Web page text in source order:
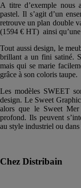
A titre d’exemple nous
pastel. Il s’agit d’un
retrouve un plan double
(1594 € HT) ainsi
Tout aussi design, le
brillant a un fini satiné.
mais qui se marie
grâce à son coloris taupe.
Les modèles SWEET
design. Le Sweet
alors que le Sweet
profond. Ils peuvent
au style industriel ou
Chez Distribain